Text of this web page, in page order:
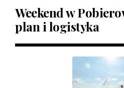
Weekend w
plan i logistyka